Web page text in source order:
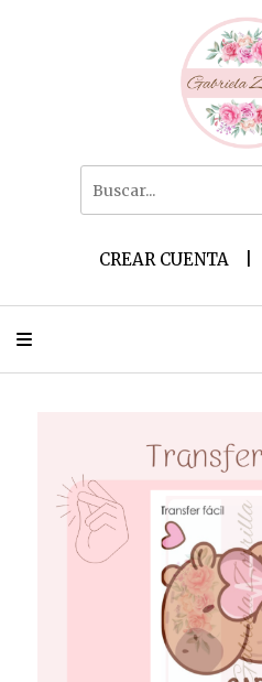
CREAR CUENTA